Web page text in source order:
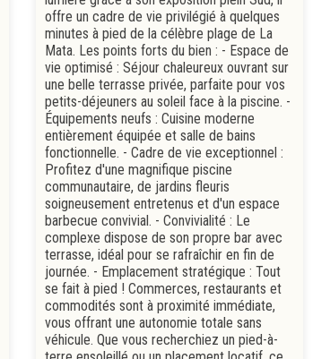
offre un cadre de vie privilégié à quelques
minutes à pied de la célèbre plage de La
Mata. Les points forts du bien : - Espace de
vie optimisé : Séjour chaleureux ouvrant sur
une belle terrasse privée, parfaite pour vos
petits-déjeuners au soleil face à la piscine. -
Équipements neufs : Cuisine moderne
entièrement équipée et salle de bains
fonctionnelle. - Cadre de vie exceptionnel :
Profitez d'une magnifique piscine
communautaire, de jardins fleuris
soigneusement entretenus et d'un espace
barbecue convivial. - Convivialité : Le
complexe dispose de son propre bar avec
terrasse, idéal pour se rafraîchir en fin de
journée. - Emplacement stratégique : Tout
se fait à pied ! Commerces, restaurants et
commodités sont à proximité immédiate,
vous offrant une autonomie totale sans
véhicule. Que vous recherchiez un pied-à-